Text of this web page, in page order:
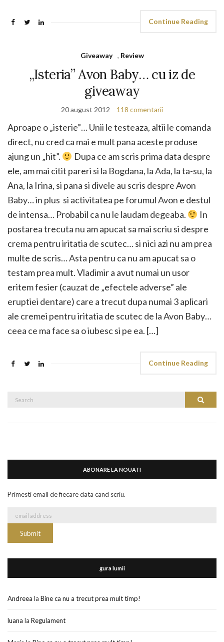
Continue Reading
Giveaway , Review
„Isteria” Avon Baby… cu iz de
giveaway
20 august 2012 118 comentarii
Aproape o „isterie”… Unii le testeaza, altii le comanda
direct, nu cred ca mai e mult pana aceste produse
ajung un „hit”.
Dupa ce am scris prima data despre
ele, am mai citit pareri si la Bogdana, la Ada, la ta-su, la
Ana, la Irina, si pana si divele au scris despre Avon
Baby… in plus si activitatea pe forumul Avon e destul
de intensa… Probabil ca nu le laudam degeaba.
In
postarea trecuta nu am apucat sa mai scriu si despre
crema pentru iritatia de scutec… si nici azi nu am prea
multe de scris… Asta pentru ca nu am apucat sa o
testam prea mult. Vladimir a avut numai un usor
eritem fesier (cauzat de „efectele adverse” ale
eruptiei dentare) care a trecut dupa numai 3 aplicari
ale cremei pentru iritatia de scutec de la Avon Baby…
ceea ce ma face sa o iubesc si pe ea. […]
Continue Reading
Search
ABONARE LA NOUATI
Primesti email de fiecare data cand scriu.
gura lumii
Andreea la Bine ca nu a trecut prea mult timp!
luana la Regulament